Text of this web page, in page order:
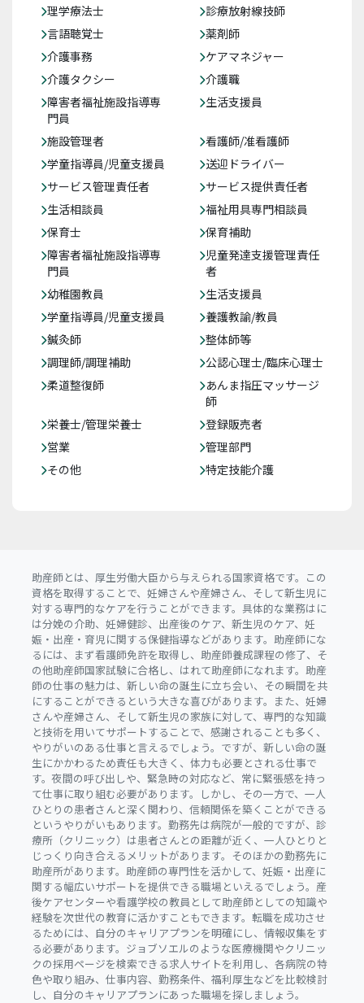
理学療法士
診療放射線技師
言語聴覚士
薬剤師
介護事務
ケアマネジャー
介護タクシー
介護職
障害者福祉施設指導専
門員
生活支援員
施設管理者
看護師/准看護師
学童指導員/児童支援員
送迎ドライバー
サービス管理責任者
サービス提供責任者
生活相談員
福祉用具専門相談員
保育士
保育補助
障害者福祉施設指導専
門員
児童発達支援管理責任
者
幼稚園教員
生活支援員
学童指導員/児童支援員
養護教諭/教員
鍼灸師
整体師等
調理師/調理補助
公認心理士/臨床心理士
柔道整復師
あんま指圧マッサージ
師
栄養士/管理栄養士
登録販売者
営業
管理部門
その他
特定技能介護
助産師とは、厚生労働大臣から与えられる国家資格です。この
資格を取得することで、妊婦さんや産婦さん、そして新生児に
対する専門的なケアを行うことができます。具体的な業務はに
は分娩の介助、妊婦健診、出産後のケア、新生児のケア、妊
娠・出産・育児に関する保健指導などがあります。助産師にな
るには、まず看護師免許を取得し、助産師養成課程の修了、そ
の他助産師国家試験に合格し、はれて助産師になれます。助産
師の仕事の魅力は、新しい命の誕生に立ち会い、その瞬間を共
にすることができるという大きな喜びがあります。また、妊婦
さんや産婦さん、そして新生児の家族に対して、専門的な知識
と技術を用いてサポートすることで、感謝されることも多く、
やりがいのある仕事と言えるでしょう。ですが、新しい命の誕
生にかかわるため責任も大きく、体力も必要とされる仕事で
す。夜間の呼び出しや、緊急時の対応など、常に緊張感を持っ
て仕事に取り組む必要があります。しかし、その一方で、一人
ひとりの患者さんと深く関わり、信頼関係を築くことができる
というやりがいもあります。勤務先は病院が一般的ですが、診
療所（クリニック）は患者さんとの距離が近く、一人ひとりと
じっくり向き合えるメリットがあります。そのほかの勤務先に
助産所があります。助産師の専門性を活かして、妊娠・出産に
関する幅広いサポートを提供できる職場といえるでしょう。産
後ケアセンターや看護学校の教員として助産師としての知識や
経験を次世代の教育に活かすこともできます。転職を成功させ
るためには、自分のキャリアプランを明確にし、情報収集をす
る必要があります。ジョブソエルのような医療機関やクリニッ
クの採用ページを検索できる求人サイトを利用し、各病院の特
色や取り組み、仕事内容、勤務条件、福利厚生などを比較検討
し、自分のキャリアプランにあった職場を探しましょう。